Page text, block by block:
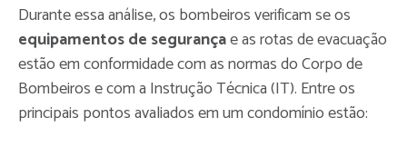
Durante essa análise, os bombeiros verificam se os
equipamentos de segurançae as rotas de evacuação
estão em conformidade com as normas do Corpo de
Bombeiros e com a Instrução Técnica (IT). Entre os
principais pontos avaliados em um condomínio estão: